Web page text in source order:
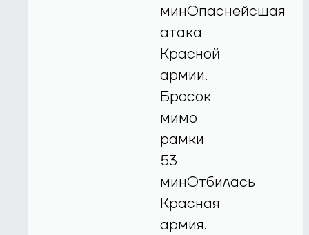
минОпаснейсшая
атака
Красной
армии.
Бросок
мимо
рамки
53
минОтбилась
Красная
армия.